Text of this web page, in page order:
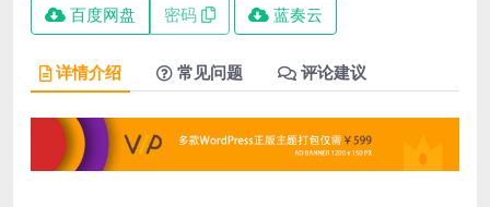
百度网盘 密码 蓝奏云
详情介绍 常见问题 评论建议